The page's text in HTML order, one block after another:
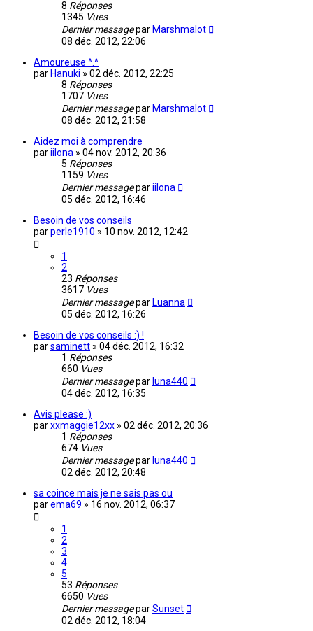
8 Réponses
1345 Vues
Dernier messagepar Marshmalot
08 déc. 2012, 22:06
Amoureuse ^.^
par Hanuki » 02 déc. 2012, 22:25
8 Réponses
1707 Vues
Dernier messagepar Marshmalot
08 déc. 2012, 21:58
Aidez moi à comprendre
pariilona » 04 nov. 2012, 20:36
5 Réponses
1159 Vues
Dernier messagepariilona
05 déc. 2012, 16:46
Besoin de vos conseils
parperle1910 » 10 nov. 2012, 12:42
1
2
23 Réponses
3617 Vues
Dernier messagepar Luanna
05 déc. 2012, 16:26
Besoin de vos conseils :) !
parsaminett » 04 déc. 2012, 16:32
1 Réponses
660 Vues
Dernier messagepar luna440
04 déc. 2012, 16:35
Avis please :)
parxxmaggie12xx » 02 déc. 2012, 20:36
1 Réponses
674 Vues
Dernier messagepar luna440
02 déc. 2012, 20:48
sa coince mais je ne sais pas ou
parema69 » 16 nov. 2012, 06:37
1
2
3
4
5
53 Réponses
6650 Vues
Dernier messageparSunset
02 déc. 2012, 18:04